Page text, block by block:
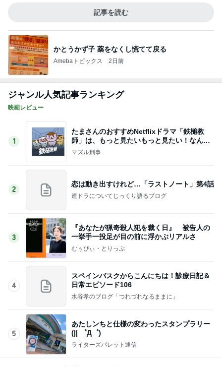
記事を読む
かとうかず子 薬をなくし慌てて戻る
Amebaトピックス 2日前
ジャンル人気記事ランキング
映画レビュー
1
たまさんのおすすめNetflixドラマ「鉄槌教
師」は、もっと見たいもっと見たい！なんで1
0話完？
マズル刑事
2
恋は動き出すけれど…「ラストノート」第4話
連ドラについてじっくり語るブログ
3
『あなたが猟奇殺人犯を裁く日』 被告人の
一挙手一投足が目の前に浮かぶリアルさ
むぅびぃ・とりっぷ
4
スペインバスクからこんにちは！診療日記＆
日常エピソード106
水谷孝のブログ「つれづれなるままに」
5
あたしンちと仕様の変わったスタンプラリー
(|| ゜Д゜)
ライターズパレット通信